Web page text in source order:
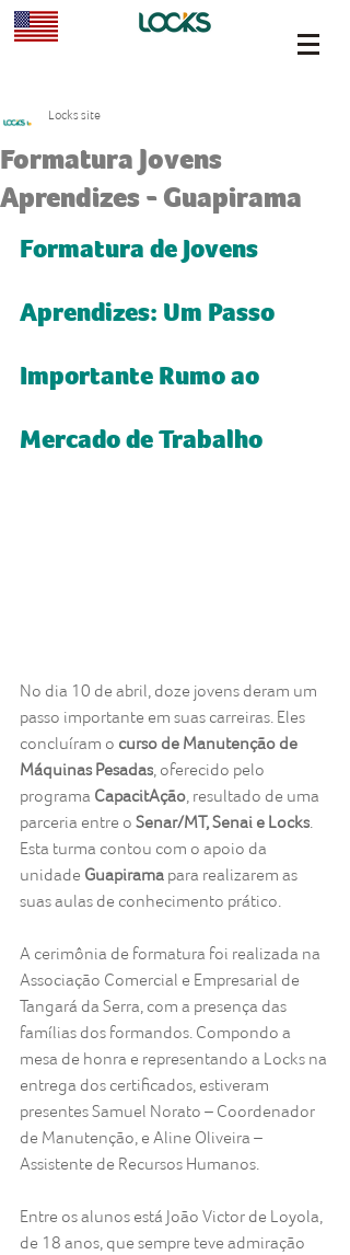
Formatura Jovens
Aprendizes - Guapirama
Locks site
Formatura de Jovens
Aprendizes: Um Passo
Importante Rumo ao
Mercado de Trabalho
No dia 10 de abril, doze jovens deram um
passo importante em suas carreiras. Eles
concluíram o curso de Manutenção de
Máquinas Pesadas, oferecido pelo
programa CapacitAção, resultado de uma
parceria entre o Senar/MT, Senai e Locks.
Esta turma contou com o apoio da
unidade Guapirama para realizarem as
suas aulas de conhecimento prático.
A cerimônia de formatura foi realizada na
Associação Comercial e Empresarial de
Tangará da Serra, com a presença das
famílias dos formandos. Compondo a
mesa de honra e representando a Locks na
entrega dos certificados, estiveram
presentes Samuel Norato – Coordenador
de Manutenção, e Aline Oliveira –
Assistente de Recursos Humanos.
Entre os alunos está João Victor de Loyola,
de 18 anos, que sempre teve admiração